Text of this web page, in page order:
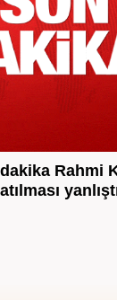
Rahmi